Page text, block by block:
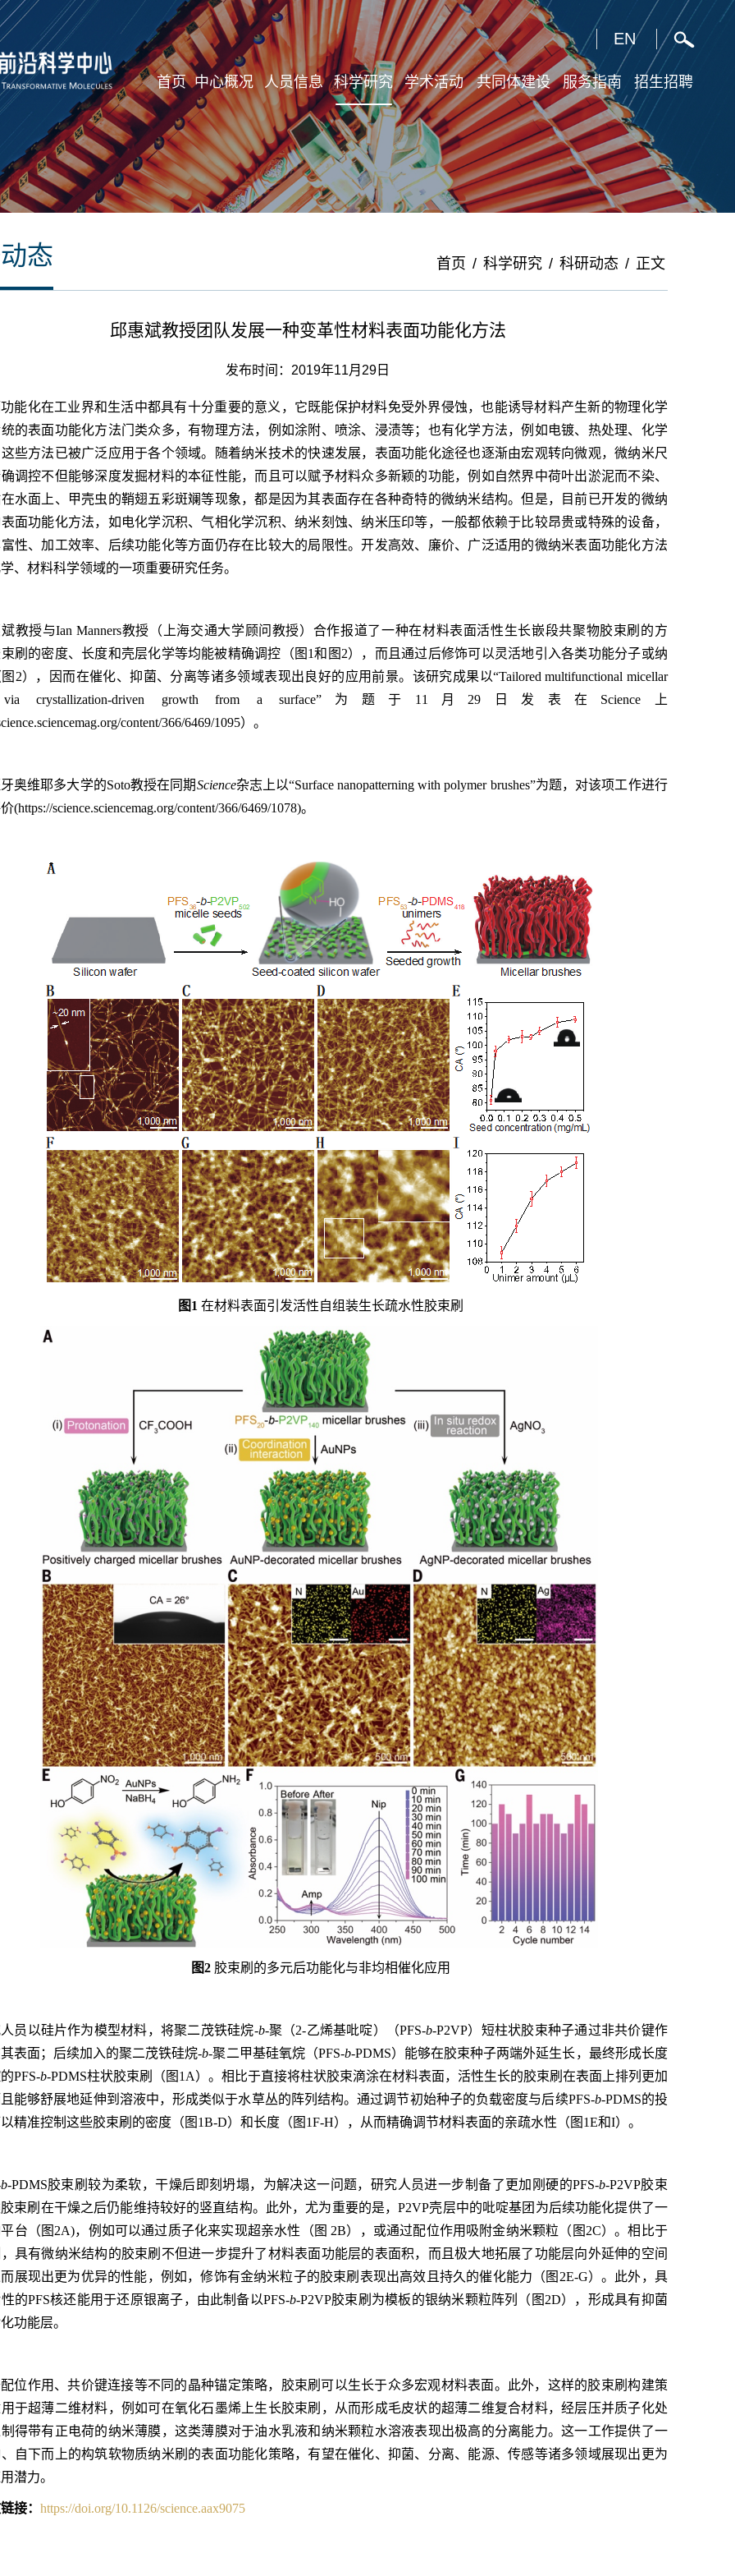
X
EN
首页 中心概况 人员信息 科学研究 学术活动 共同体建设 服务指南 招生招聘
态 首页 / 科学研究 / 科研动态 / 正文
邱惠斌教授团队发展一种变革性材料表面功能化方法
发布时间：2019年11月29日
能化在工业界和生活中都具有十分重要的意义，它既能保护材料免受外界侵蚀，也能诱导材料产生新的物理化学
的表面功能化方法门类众多，有物理方法，例如涂附、喷涂、浸渍等；也有化学方法，例如电镀、热处理、化学
些方法已被广泛应用于各个领域。随着纳米技术的快速发展，表面功能化途径也逐渐由宏观转向微观，微纳米尺
调控不但能够深度发掘材料的本征性能，而且可以赋予材料众多新颖的功能，例如自然界中荷叶出淤泥而不染、
水面上、甲壳虫的鞘翅五彩斑斓等现象，都是因为其表面存在各种奇特的微纳米结构。但是，目前已开发的微纳
面功能化方法，如电化学沉积、气相化学沉积、纳米刻蚀、纳米压印等，一般都依赖于比较昂贵或特殊的设备，
性、加工效率、后续功能化等方面仍存在比较大的局限性。开发高效、廉价、广泛适用的微纳米表面功能化方法
、材料科学领域的一项重要研究任务。
斌教授与Ian Manners教授（上海交通大学顾问教授）合作报道了一种在材料表面活性生长嵌段共聚物胶束刷的方
刷的密度、长度和壳层化学等均能被精确调控（图1和图2），而且通过后修饰可以灵活地引入各类功能分子或纳
2），因而在催化、抑菌、分离等诸多领域表现出良好的应用前景。该研究成果以“Tailored multifunctional micellar
via crystallization-driven growth from a surface”为题于11月29日发表在Science上
content/366/6469/1095）。
奥维耶多大学的Soto教授在同期Science杂志上以“Surface nanopatterning with polymer brushes”为题，对该项工作进行
(https://science.sciencemag.org/content/366/6469/1078)。
图1在材料表面引发活性自组装生长疏水性胶束刷
图2 胶束刷的多元后功能化与非均相催化应用
员以硅片作为模型材料，将聚二茂铁硅烷-b-聚（2-乙烯基吡啶）（PFS-b-P2VP）短柱状胶束种子通过非共价键作
表面；后续加入的聚二茂铁硅烷-b-聚二甲基硅氧烷（PFS-b-PDMS）能够在胶束种子两端外延生长，最终形成长度
PFS-b-PDMS柱状胶束刷（图1A）。相比于直接将柱状胶束滴涂在材料表面，活性生长的胶束刷在表面上排列更加
能够舒展地延伸到溶液中，形成类似于水草丛的阵列结构。通过调节初始种子的负载密度与后续PFS-b-PDMS的投
精准控制这些胶束刷的密度（图1B-D）和长度（图1F-H），从而精确调节材料表面的亲疏水性（图1E和I）。
b-PDMS胶束刷较为柔软，干燥后即刻坍塌，为解决这一问题，研究人员进一步制备了更加刚硬的PFS-b-P2VP胶束
束刷在干燥之后仍能维持较好的竖直结构。此外，尤为重要的是，P2VP壳层中的吡啶基团为后续功能化提供了一
台（图2A)，例如可以通过质子化来实现超亲水性（图 2B），或通过配位作用吸附金纳米颗粒（图2C）。相比于
具有微纳米结构的胶束刷不但进一步提升了材料表面功能层的表面积，而且极大地拓展了功能层向外延伸的空间
展现出更为优异的性能，例如，修饰有金纳米粒子的胶束刷表现出高效且持久的催化能力（图2E-G）。此外，具
的PFS核还能用于还原银离子，由此制备以PFS-b-P2VP胶束刷为模板的银纳米颗粒阵列（图2D），形成具有抑菌
功能层。
位作用、共价键连接等不同的晶种锚定策略，胶束刷可以生长于众多宏观材料表面。此外，这样的胶束刷构建策
于超薄二维材料，例如可在氧化石墨烯上生长胶束刷，从而形成毛皮状的超薄二维复合材料，经层压并质子化处
得带有正电荷的纳米薄膜，这类薄膜对于油水乳液和纳米颗粒水溶液表现出极高的分离能力。这一工作提供了一
自下而上的构筑软物质纳米刷的表面功能化策略，有望在催化、抑菌、分离、能源、传感等诸多领域展现出更为
潜力。
接： https://doi.org/10.1126/science.aax9075